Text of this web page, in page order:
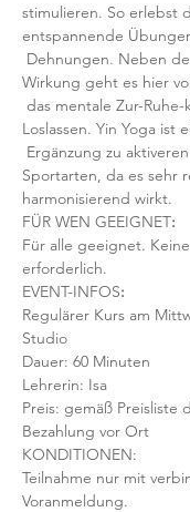
stimulieren. So erlebst
entspannende
Dehnungen. Neben
Wirkung geht es hier
das mentale Zur-
Loslassen. Yin Yoga ist
Ergänzung zu
Sportarten, da es sehr
harmonisierend wirkt.
FÜR WEN GEEIGNET:
Für alle geeignet.
erforderlich.
EVENT-INFOS:
Regulärer Kurs am
Studio
Dauer: 60 Minuten
Lehrerin: Isa
Preis: gemäß Preisliste
Bezahlung vor Ort
KONDITIONEN:
Teilnahme nur mit
Voranmeldung.